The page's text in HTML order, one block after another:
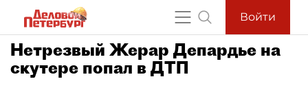
Войти
Нетрезвый Жерар Депардье на
скутере попал в ДТП